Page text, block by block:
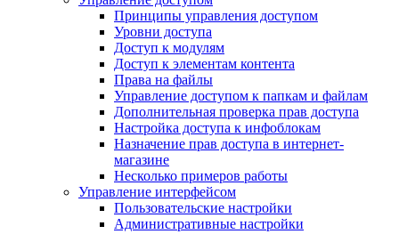
Принципы управления доступом
Уровни доступа
Доступ к модулям
Доступ к элементам контента
Права на файлы
Управление доступом к папкам и файлам
Дополнительная проверка прав доступа
Настройка доступа к инфоблокам
Назначение прав доступа в интернет-
магазине
Несколько примеров работы
Управление интерфейсом
Пользовательские настройки
Административные настройки